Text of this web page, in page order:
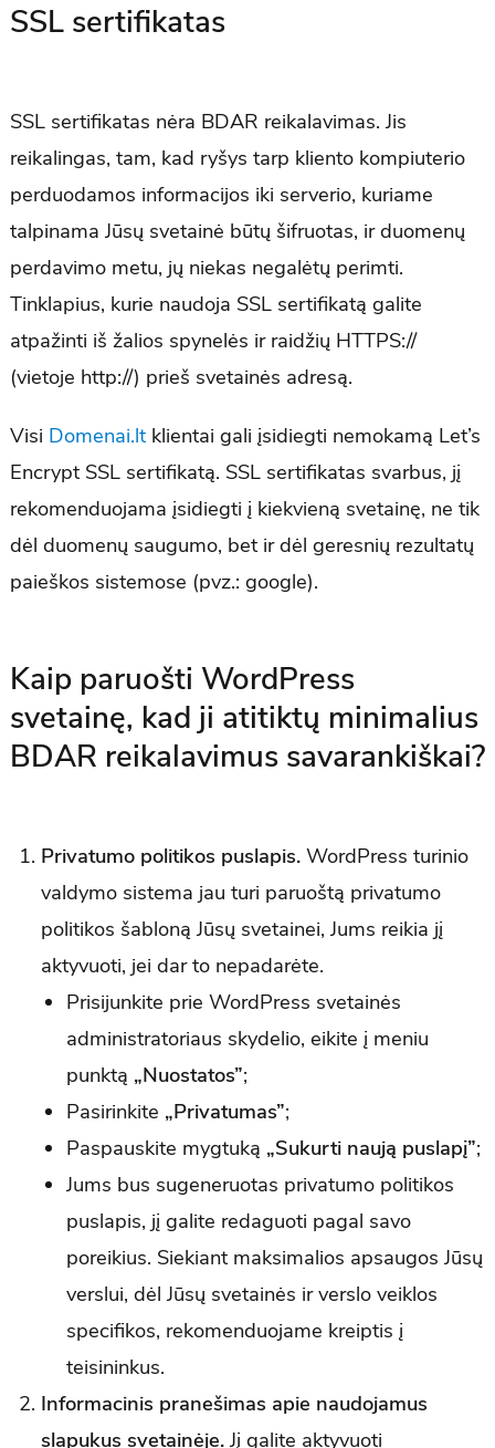
SSL sertifikatas
SSL sertifikatas nėra BDAR reikalavimas. Jis
reikalingas, tam, kad ryšys tarp kliento kompiuterio
perduodamos informacijos iki serverio, kuriame
talpinama Jūsų svetainė būtų šifruotas, ir duomenų
perdavimo metu, jų niekas negalėtų perimti.
Tinklapius, kurie naudoja SSL sertifikatą galite
atpažinti iš žalios spynelės ir raidžių HTTPS://
(vietoje http://) prieš svetainės adresą.
Visi Domenai.ltklientai gali įsidiegti nemokamą Let’s
Encrypt SSL sertifikatą. SSL sertifikatas svarbus, jį
rekomenduojama įsidiegti į kiekvieną svetainę, ne tik
dėl duomenų saugumo, bet ir dėl geresnių rezultatų
paieškos sistemose (pvz.: google).
Kaip paruošti WordPress
svetainę, kad ji atitiktų minimalius
BDAR reikalavimus savarankiškai?
Privatumo politikos puslapis.WordPress turinio
valdymo sistema jau turi paruoštą privatumo
politikos šabloną Jūsų svetainei, Jums reikia jį
aktyvuoti, jei dar to nepadarėte.
Prisijunkite prie WordPress svetainės
administratoriaus skydelio, eikite į meniu
punktą „Nuostatos”;
Pasirinkite „Privatumas”;
Paspauskite mygtuką „Sukurti naują puslapį”;
Jums bus sugeneruotas privatumo politikos
puslapis, jį galite redaguoti pagal savo
poreikius. Siekiant maksimalios apsaugos Jūsų
verslui, dėl Jūsų svetainės ir verslo veiklos
specifikos, rekomenduojame kreiptis į
teisininkus.
Informacinis pranešimas apie naudojamus
slapukus svetainėje.Jį galite aktyvuoti